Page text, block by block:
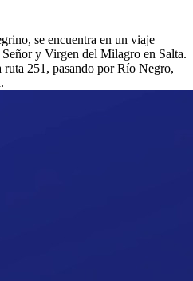
se encuentra en un viaje
y Virgen del Milagro en Salta.
ruta 251, pasando por Río Negro,